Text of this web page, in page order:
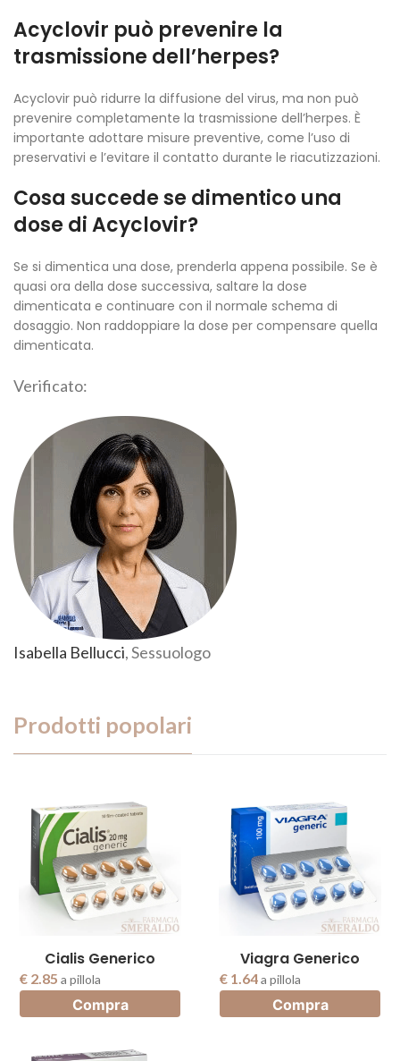
Acyclovir può prevenire la
trasmissione dell’herpes?
Acyclovir può ridurre la diffusione del virus, ma non può
prevenire completamente la trasmissione dell’herpes. È
importante adottare misure preventive, come l’uso di
preservativi e l’evitare il contatto durante le riacutizzazioni.
Cosa succede se dimentico una
dose di Acyclovir?
Se si dimentica una dose, prenderla appena possibile. Se è
quasi ora della dose successiva, saltare la dose
dimenticata e continuare con il normale schema di
dosaggio. Non raddoppiare la dose per compensare quella
dimenticata.
Verificato:
Isabella Bellucci, Sessuologo
Prodotti popolari
Cialis Generico
€ 2.85 a pillola
Compra
Viagra Generico
€ 1.64a pillola
Compra